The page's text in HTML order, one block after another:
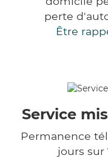
perte
Être
Service
Permanence
jours sur